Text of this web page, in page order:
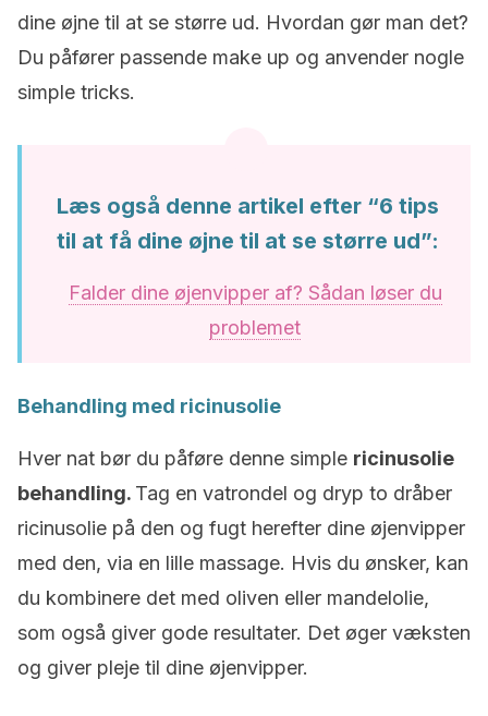
dine øjne til at se større ud. Hvordan gør man det?
Du påfører passende make up og anvender nogle
simple tricks.
Læs også denne artikel efter “6 tips
til at få dine øjne til at se større ud”:
Falder dine øjenvipper af? Sådan løser du
problemet
Behandling med ricinusolie
Hver nat bør du påføre denne simple ricinusolie
behandling. Tag en vatrondel og dryp to dråber
ricinusolie på den og fugt herefter dine øjenvipper
med den, via en lille massage. Hvis du ønsker, kan
du kombinere det med oliven eller mandelolie,
som også giver gode resultater. Det øger væksten
og giver pleje til dine øjenvipper.